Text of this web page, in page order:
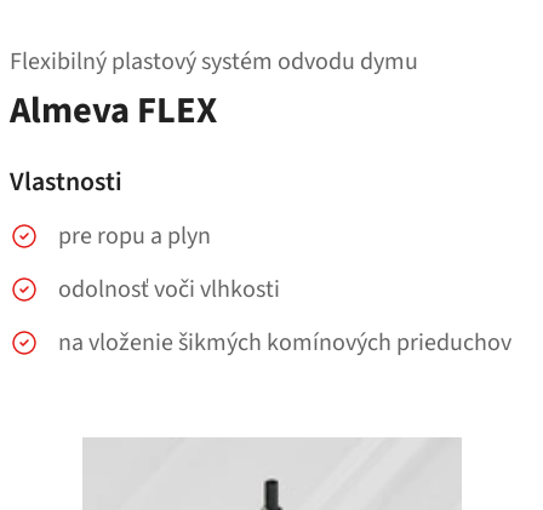
Flexibilný plastový systém odvodu dymu
Almeva FLEX
Vlastnosti
pre ropu a plyn
odolnosť voči vlhkosti
na vloženie šikmých komínových prieduchov